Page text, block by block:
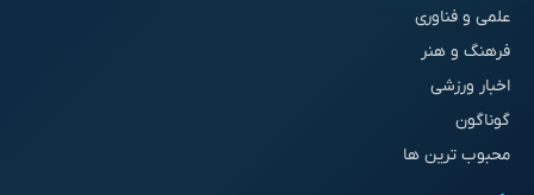
علمی و فناوری
فرهنگ و هنر
اخبار ورزشی
گوناگون
محبوب ترین ها